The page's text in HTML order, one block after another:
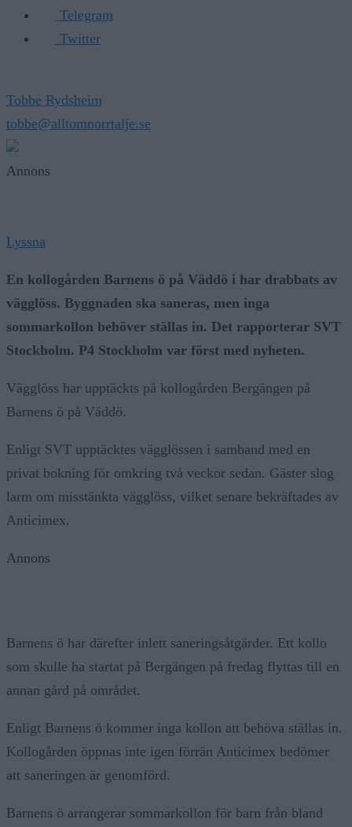
Telegram
Twitter
Tobbe Rydsheim
tobbe@alltomnorrtalje.se
Annons
Lyssna
En kollogården Barnens ö på Väddö i har drabbats av
vägglöss. Byggnaden ska saneras, men inga
sommarkollon behöver ställas in. Det rapporterar SVT
Stockholm. P4 Stockholm var först med nyheten.
Vägglöss har upptäckts på kollogården Bergängen på
Barnens ö på Väddö.
Enligt SVT upptäcktes vägglössen i samband med en
privat bokning för omkring två veckor sedan. Gäster slog
larm om misstänkta vägglöss, vilket senare bekräftades av
Anticimex.
Annons
Barnens ö har därefter inlett saneringsåtgärder. Ett kollo
som skulle ha startat på Bergängen på fredag flyttas till en
annan gård på området.
Enligt Barnens ö kommer inga kollon att behöva ställas in.
Kollogården öppnas inte igen förrän Anticimex bedömer
att saneringen är genomförd.
Barnens ö arrangerar sommarkollon för barn från bland